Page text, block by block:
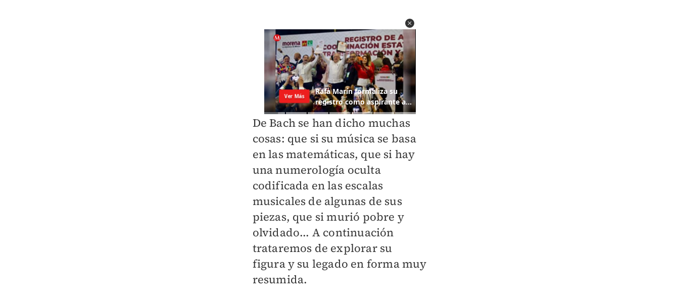
De Bach se han dicho muchas
cosas: que si su música se basa
en las matemáticas, que si hay
una numerología oculta
codificada en las escalas
musicales de algunas de sus
piezas, que si murió pobre y
olvidado... A continuación
trataremos de explorar su
figura y su legado en forma muy
resumida.